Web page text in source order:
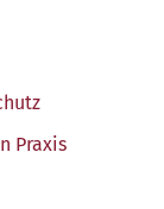
Praxis